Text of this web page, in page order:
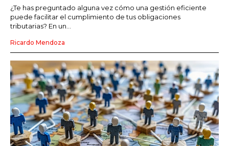
¿Te has preguntado alguna vez cómo una gestión eficiente
puede facilitar el cumplimiento de tus obligaciones
tributarias? En un...
Ricardo Mendoza